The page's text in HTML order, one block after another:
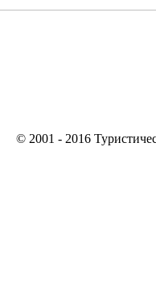
© 2001 - 2016